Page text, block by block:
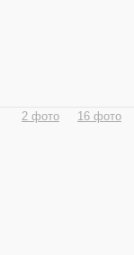
2 фото 16 фото